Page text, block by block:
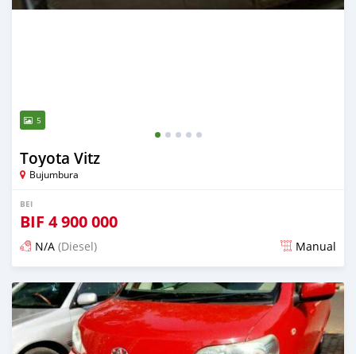
5
Toyota Vitz
Bujumbura
BEI
BIF 4 900 000
N/A (Diesel) Manual
Ilitangazwa karibia miaka 6 iliopita